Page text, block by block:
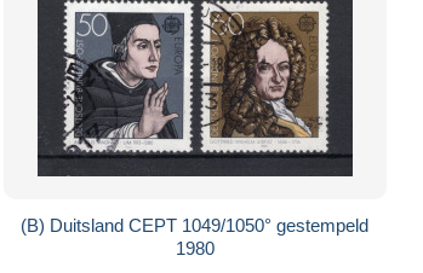
(B) Duitsland CEPT 1049/1050° gestempeld
1980